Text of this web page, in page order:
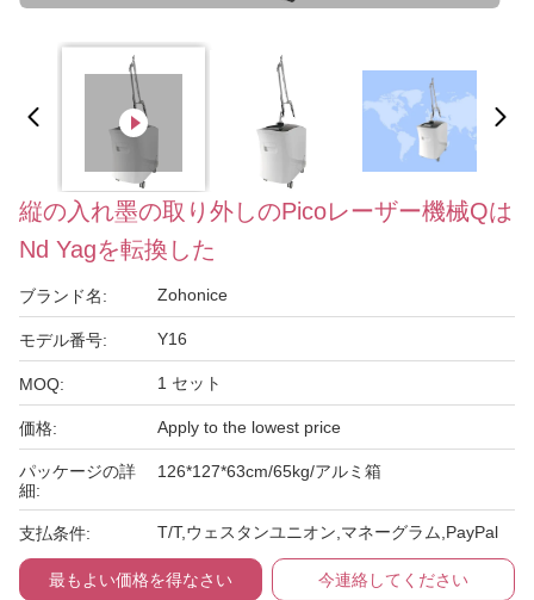
縦の入れ墨の取り外しのPicoレーザー機械Qは
Nd Yagを転換した
ブランド名: Zohonice
モデル番号: Y16
MOQ: 1 セット
価格: Apply to the lowest price
パッケージの詳
細:
126*127*63cm/65kg/アルミ箱
支払条件: T/T,ウェスタンユニオン,マネーグラム,PayPal
最もよい価格を得なさい 今連絡してください